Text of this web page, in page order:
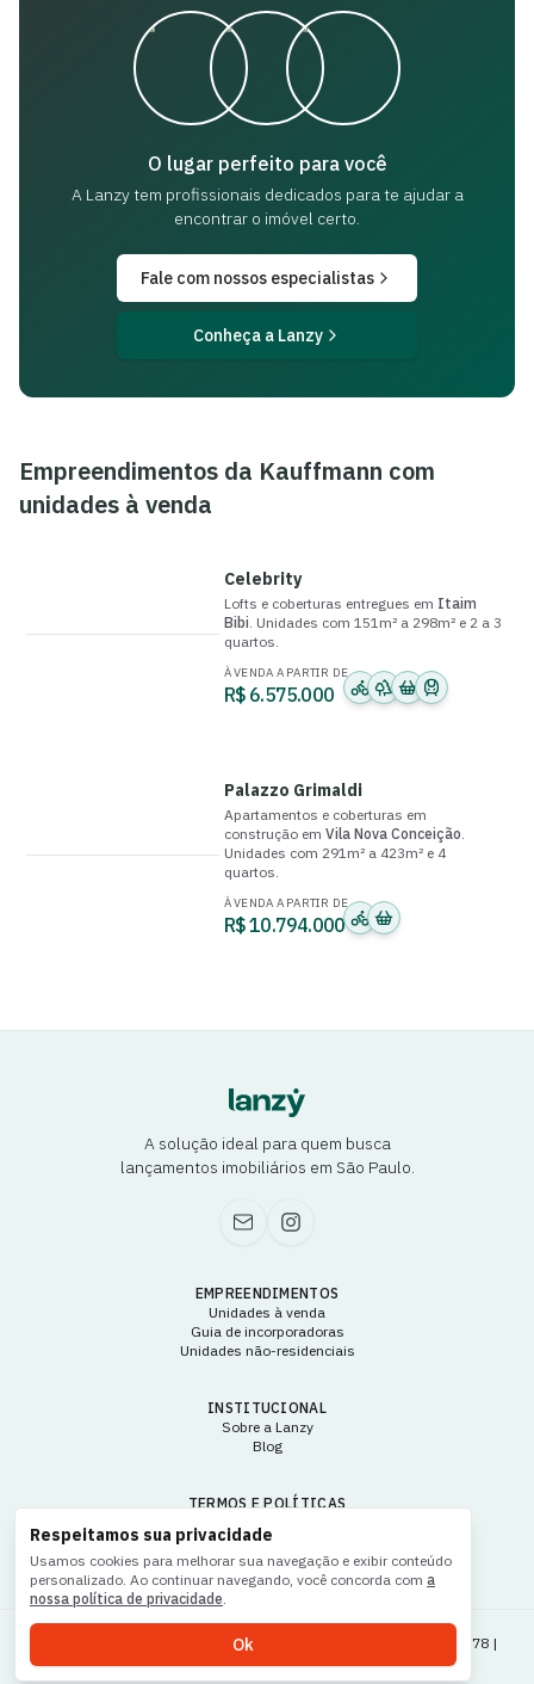
O lugar perfeito para você
A Lanzy tem profissionais dedicados para te ajudar a
encontrar o imóvel certo.
Fale com nossos especialistas
Conheça a Lanzy
Empreendimentos da Kauffmann com
unidades à venda
Celebrity
Lofts e coberturas entregues em Itaim
Bibi Unidades com 151m² a 298m²e 2 a 3
quartos
À VENDA A PARTIR DE
R$ 6.575.000
Palazzo Grimaldi
Apartamentos e coberturas em
construçãoem Vila Nova Conceição
Unidades com 291m² a 423m²e 4
quartos
À VENDA A PARTIR DE
R$ 10.794.000
A solução ideal para quem busca
lançamentos imobiliários em São Paulo.
EMPREENDIMENTOS
Unidades à venda
Guia de incorporadoras
Unidades não-residenciais
INSTITUCIONAL
Sobre a Lanzy
Blog
TERMOS E POLÍTICAS
Política de privacidade
® Todos os direitos reservados | CNPJ: 49.966.243/0001-78 |
CRECI: 042849-J
Respeitamos sua privacidade
Usamos cookies para melhorar sua navegação e exibir conteúdo
personalizado. Ao continuar navegando, você concorda com a
nossa política de privacidade.
Ok